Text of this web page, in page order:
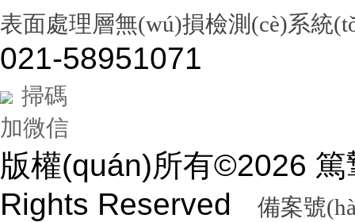
表面處理層無(wú)損檢測(cè)系統
021-58951071
掃碼
加微信
版權(quán)所有©2026
Rights Reserved
備案號